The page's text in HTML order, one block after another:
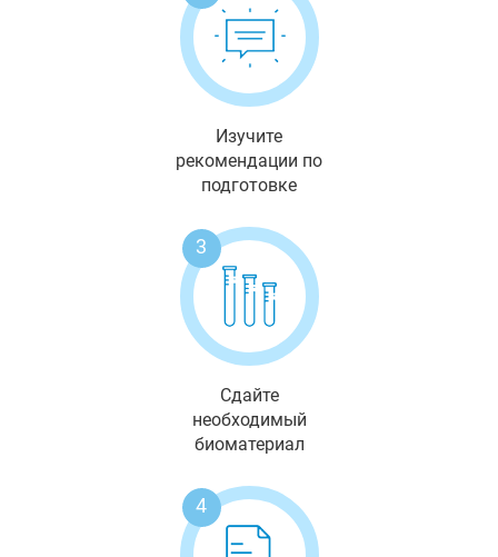
Изучите
рекомендации по
подготовке
3
Сдайте
необходимый
биоматериал
4